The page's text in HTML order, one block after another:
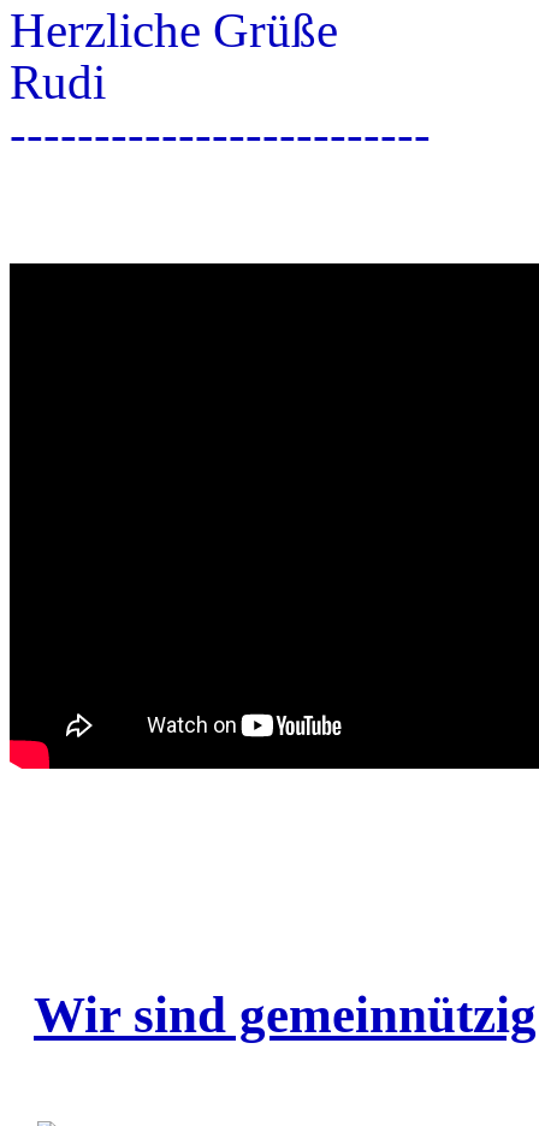
Herzliche Grüße
Rudi
-------------------------
Wir sind gemeinnützig